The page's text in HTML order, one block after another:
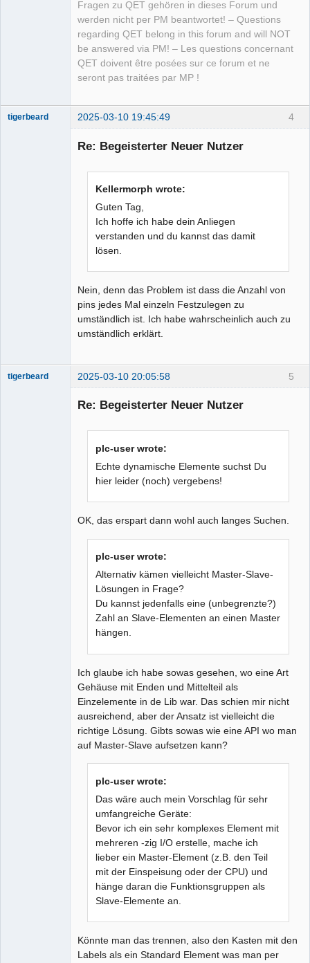
Fragen zu QET gehören in dieses Forum und
werden nicht per PM beantwortet! – Questions
regarding QET belong in this forum and will NOT
be answered via PM! – Les questions concernant
QET doivent être posées sur ce forum et ne
seront pas traitées par MP !
4
tigerbeard 2025-03-10 19:45:49
Re: Begeisterter Neuer Nutzer
Kellermorph wrote:
Guten Tag,
Ich hoffe ich habe dein Anliegen
verstanden und du kannst das damit
lösen.
Nein, denn das Problem ist dass die Anzahl von
pins jedes Mal einzeln Festzulegen zu
umständlich ist. Ich habe wahrscheinlich auch zu
umständlich erklärt.
5
tigerbeard 2025-03-10 20:05:58
Re: Begeisterter Neuer Nutzer
plc-user wrote:
Echte dynamische Elemente suchst Du
hier leider (noch) vergebens!
OK, das erspart dann wohl auch langes Suchen.
plc-user wrote:
Alternativ kämen vielleicht Master-Slave-
Lösungen in Frage?
Du kannst jedenfalls eine (unbegrenzte?)
Zahl an Slave-Elementen an einen Master
hängen.
Ich glaube ich habe sowas gesehen, wo eine Art
Gehäuse mit Enden und Mittelteil als
Einzelemente in de Lib war. Das schien mir nicht
ausreichend, aber der Ansatz ist vielleicht die
richtige Lösung. Gibts sowas wie eine API wo man
auf Master-Slave aufsetzen kann?
plc-user wrote:
Das wäre auch mein Vorschlag für sehr
umfangreiche Geräte:
Bevor ich ein sehr komplexes Element mit
mehreren -zig I/O erstelle, mache ich
lieber ein Master-Element (z.B. den Teil
mit der Einspeisung oder der CPU) und
hänge daran die Funktionsgruppen als
Slave-Elemente an.
Könnte man das trennen, also den Kasten mit den
Labels als ein Standard Element was man per